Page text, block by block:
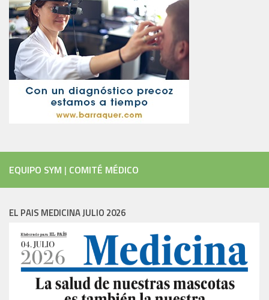
EQUIPO SYM | COMITÉ MÉDICO
EL PAIS MEDICINA JULIO 2026